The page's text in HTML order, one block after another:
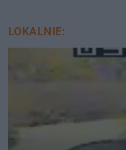
LOKALNIE: